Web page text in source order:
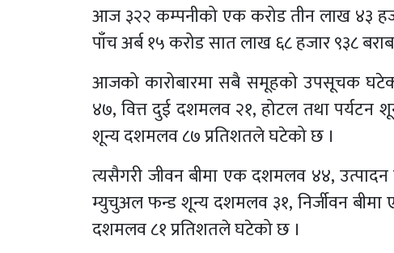
आज ३२२ कम्पनीको एक करोड तीन लाख ४३
पाँच अर्ब १५ करोड सात लाख ६८ हजार ९३८
आजको कारोबारमा सबै समूहको उपसूचक
४७, वित्त दुई दशमलव २१, होटल तथा
शून्य दशमलव ८७ प्रतिशतले घटेको छ ।
त्यसैगरी जीवन बीमा एक दशमलव ४४,
म्युचुअल फन्ड शून्य दशमलव ३१, निर्जीवन
दशमलव ८१ प्रतिशतले घटेको छ ।